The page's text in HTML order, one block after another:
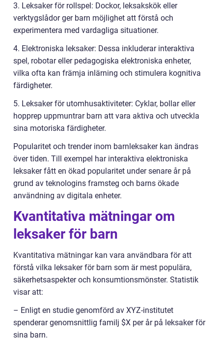
3. Leksaker för rollspel: Dockor, leksakskök eller
verktygslådor ger barn möjlighet att förstå och
experimentera med vardagliga situationer.
4. Elektroniska leksaker: Dessa inkluderar interaktiva
spel, robotar eller pedagogiska elektroniska enheter,
vilka ofta kan främja inlärning och stimulera kognitiva
färdigheter.
5. Leksaker för utomhusaktiviteter: Cyklar, bollar eller
hopprep uppmuntrar barn att vara aktiva och utveckla
sina motoriska färdigheter.
Popularitet och trender inom barnleksaker kan ändras
över tiden. Till exempel har interaktiva elektroniska
leksaker fått en ökad popularitet under senare år på
grund av teknologins framsteg och barns ökade
användning av digitala enheter.
Kvantitativa mätningar om
leksaker för barn
Kvantitativa mätningar kan vara användbara för att
förstå vilka leksaker för barn som är mest populära,
säkerhetsaspekter och konsumtionsmönster. Statistik
visar att:
– Enligt en studie genomförd av XYZ-institutet
spenderar genomsnittlig familj $X per år på leksaker för
sina barn.